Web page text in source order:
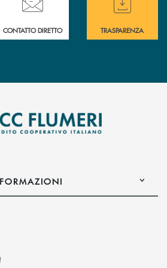
CONTATTO DIRETTO TRASPARENZA
(si apre l’app di posta elettronica)